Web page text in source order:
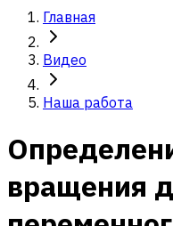
Главная
Видео
Наша работа
вращения